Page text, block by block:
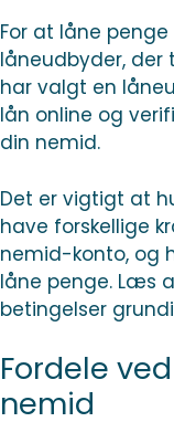
For at låne
låneudbyder, der
har valgt en
lån online og
din nemid.
Det er vigtigt at
have forskellige
nemid-konto, og
låne penge. Læs
betingelser
Fordele
nemid